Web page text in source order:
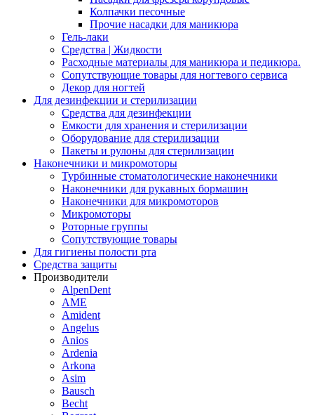
Колпачки песочные
Прочие насадки для маникюра
Гель-лаки
Средства | Жидкости
Расходные материалы для маникюра и педикюра.
Сопутствующие товары для ногтевого сервиса
Декор для ногтей
Для дезинфекции и стерилизации
Средства для дезинфекции
Емкости для хранения и стерилизации
Оборудование для стерилизации
Пакеты и рулоны для стерилизации
Наконечники и микромоторы
Турбинные стоматологические наконечники
Наконечники для рукавных бормашин
Наконечники для микромоторов
Микромоторы
Роторные группы
Сопутствующие товары
Для гигиены полости рта
Средства защиты
Производители
AlpenDent
AME
Amident
Angelus
Anios
Ardenia
Arkona
Asim
Bausch
Becht